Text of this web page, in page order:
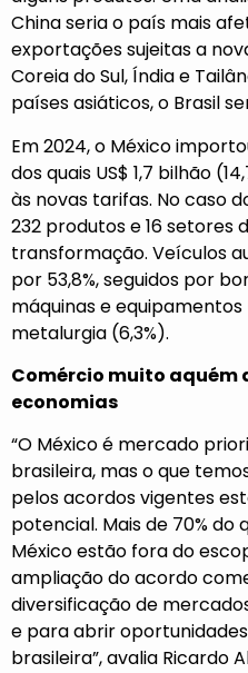
China seria o país mais
exportações sujeitas a
Coreia do Sul, Índia e
países asiáticos, o Brasil
Em 2024, o México
dos quais US$ 1,7 bilhão
às novas tarifas. No caso
232 produtos e 16 setores
transformação. Veículos
por 53,8%, seguidos por
máquinas e equipamentos
metalurgia (6,3%).
Comércio muito aquém
economias
“O México é mercado
brasileira, mas o que
pelos acordos vigentes
potencial. Mais de 70%
México estão fora do
ampliação do acordo
diversificação de
e para abrir
brasileira”, avalia Ricardo